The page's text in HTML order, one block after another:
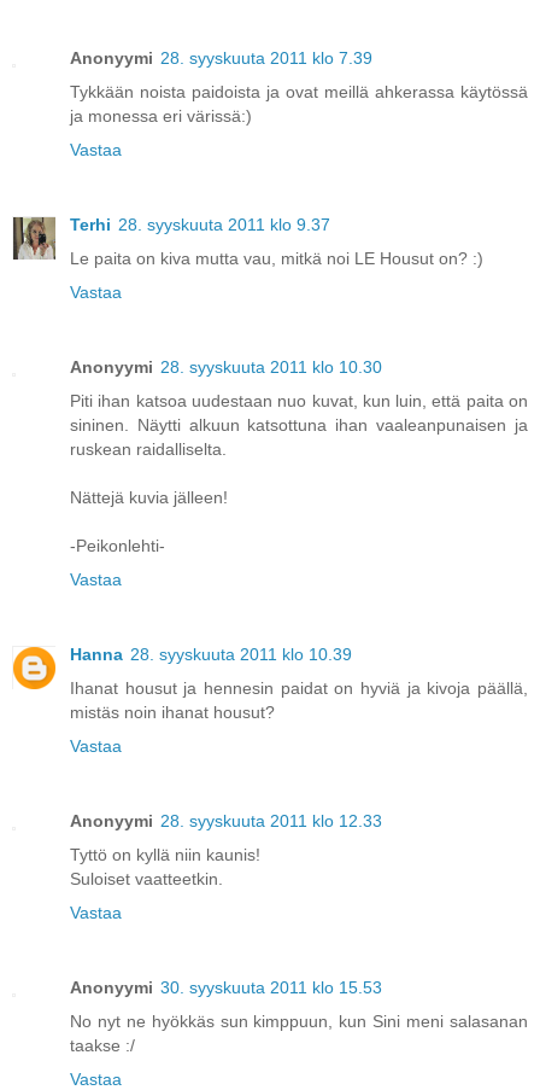
Anonyymi 28. syyskuuta 2011 klo 7.39
Tykkään noista paidoista ja ovat meillä ahkerassa käytössä
ja monessa eri värissä:)
Vastaa
Terhi 28. syyskuuta 2011 klo 9.37
Le paita on kiva mutta vau, mitkä noi LE Housut on? :)
Vastaa
Anonyymi 28. syyskuuta 2011 klo 10.30
Piti ihan katsoa uudestaan nuo kuvat, kun luin, että paita on
sininen. Näytti alkuun katsottuna ihan vaaleanpunaisen ja
ruskean raidalliselta.
Nättejä kuvia jälleen!
-Peikonlehti-
Vastaa
Hanna 28. syyskuuta 2011 klo 10.39
Ihanat housut ja hennesin paidat on hyviä ja kivoja päällä,
mistäs noin ihanat housut?
Vastaa
Anonyymi 28. syyskuuta 2011 klo 12.33
Tyttö on kyllä niin kaunis!
Suloiset vaatteetkin.
Vastaa
Anonyymi 30. syyskuuta 2011 klo 15.53
No nyt ne hyökkäs sun kimppuun, kun Sini meni salasanan
taakse :/
Vastaa